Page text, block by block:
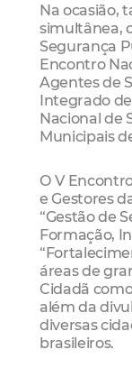
Na ocasião,
simultânea,
Segurança
Encontro
Agentes de
Integrado
Nacional de
Municipais
O V
e Gestores
“Gestão de
Formação,
áreas de
Cidadã
além da
diversas
brasileiros.